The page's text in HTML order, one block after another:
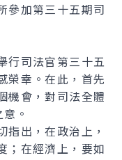
加第三十五期司
司法官第三十五
榮幸。在此，首先
機會，對司法全體
。
出，在政治上，
；在經濟上，要如